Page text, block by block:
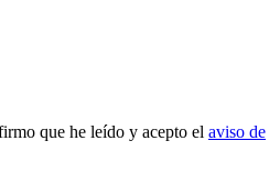
que he leído y acepto el aviso de